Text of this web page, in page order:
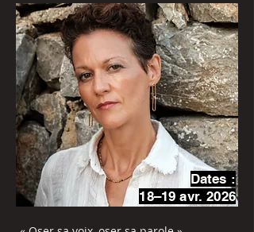
Dates :
18–19 avr. 2026